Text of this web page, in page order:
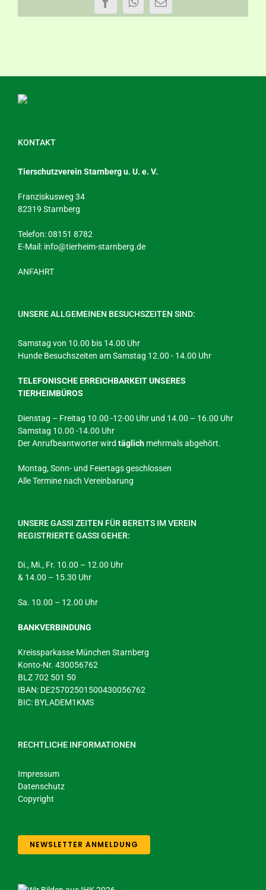
FacebookWhatsApp
E-
Mail
KONTAKT
Tierschutzverein Starnberg u. U. e. V.
Franziskusweg 34
82319 Starnberg
Telefon: 08151 8782
E-Mail: info@tierheim-starnberg.de
ANFAHRT
UNSERE ALLGEMEINEN BESUCHSZEITEN SIND:
Samstag von 10.00 bis 14.00 Uhr
Hunde Besuchszeiten am Samstag 12.00 - 14.00 Uhr
TELEFONISCHE ERREICHBARKEIT UNSERES
TIERHEIMBÜROS
Dienstag – Freitag 10.00 -12-00 Uhr und 14.00 – 16.00 Uhr
Samstag 10.00 -14.00 Uhr
Der Anrufbeantworter wird täglich mehrmals abgehört.
Montag, Sonn- und Feiertags geschlossen
Alle Termine nach Vereinbarung
UNSERE GASSI ZEITEN FÜR BEREITS IM VEREIN
REGISTRIERTE GASSI GEHER:
Di., Mi., Fr. 10.00 – 12.00 Uhr
& 14.00 – 15.30 Uhr
Sa. 10.00 – 12.00 Uhr
BANKVERBINDUNG
Kreissparkasse München Starnberg
Konto-Nr. 430056762
BLZ 702 501 50
IBAN: DE25702501500430056762
BIC: BYLADEM1KMS
RECHTLICHE INFORMATIONEN
Impressum
Datenschutz
Copyright
NEWSLETTER ANMELDUNG